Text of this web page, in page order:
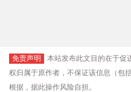
免责声明
本站发布此文目的在于促
权归属于原作者，不保证该信息（包
根据，据此操作风险自担。